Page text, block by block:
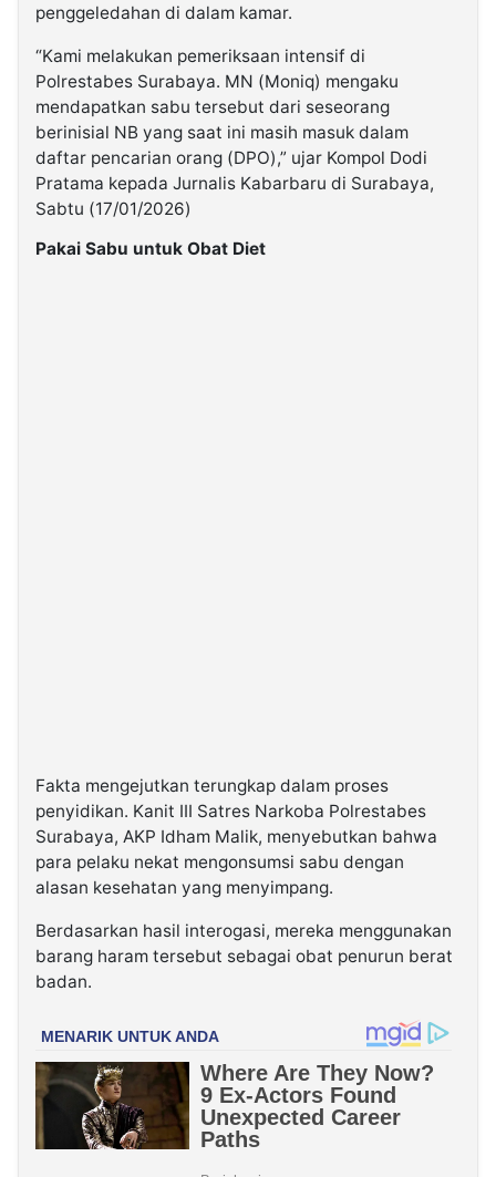
penggeledahan di dalam kamar.
“Kami melakukan pemeriksaan intensif di
Polrestabes Surabaya. MN (Moniq) mengaku
mendapatkan sabu tersebut dari seseorang
berinisial NB yang saat ini masih masuk dalam
daftar pencarian orang (DPO),” ujar Kompol Dodi
Pratama kepada Jurnalis Kabarbaru di Surabaya,
Sabtu (17/01/2026)
Pakai Sabu untuk Obat Diet
Fakta mengejutkan terungkap dalam proses
penyidikan. Kanit III Satres Narkoba Polrestabes
Surabaya, AKP Idham Malik, menyebutkan bahwa
para pelaku nekat mengonsumsi sabu dengan
alasan kesehatan yang menyimpang.
Berdasarkan hasil interogasi, mereka menggunakan
barang haram tersebut sebagai obat penurun berat
badan.